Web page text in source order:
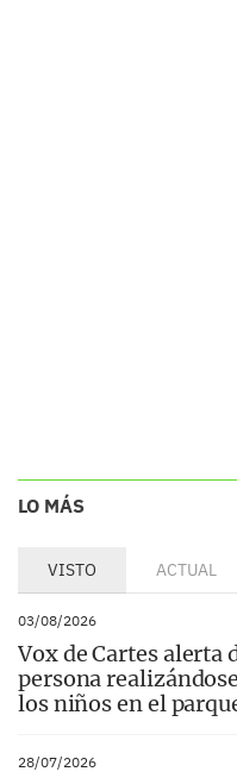
LO MÁS
VISTO ACTUAL
03/08/2026
Vox de Cartes alerta
persona
los niños en el
28/07/2026